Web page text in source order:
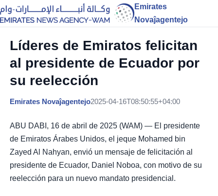
Emirates
Novaĵagentejo
Líderes de Emiratos felicitan
al presidente de Ecuador por
su reelección
Emirates Novaĵagentejo2025-04-16T08:50:55+04:00
ABU DABI, 16 de abril de 2025 (WAM) — El presidente
de Emiratos Árabes Unidos, el jeque Mohamed bin
Zayed Al Nahyan, envió un mensaje de felicitación al
presidente de Ecuador, Daniel Noboa, con motivo de su
reelección para un nuevo mandato presidencial.